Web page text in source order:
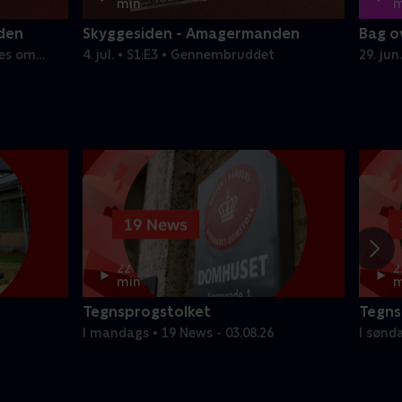
om
min
Skyggesiden - Amagermanden
4. jul. • S1:E3 • Gennembruddet
Bag
29.
22
min
Tegnsprogstolket
I mandags • 19 News - 03.08.26 I